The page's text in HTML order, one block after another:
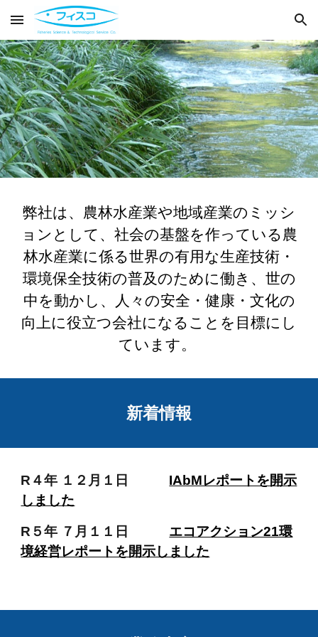
Skip to main content Skip to navigation
弊社は、農林水産業や地域産業のミッシ
ョンとして、社会の基盤を作っている農
林水産業に係る世界の有用な生産技術・
環境保全技術の普及のために働き、世の
中を動かし、人々の安全・健康・文化の
向上に役立つ会社になることを目標にし
ています。
新着情報
R４年 １２月１日 IAbMレポートを開示
しました
R５年 ７ 月 １１ 日 エコアクション21環
境経営レポートを開示しました